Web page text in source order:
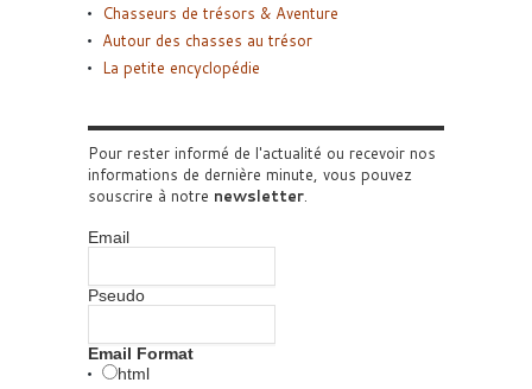
Chasseurs de trésors & Aventure
Autour des chasses au trésor
La petite encyclopédie
Pour rester informé de l'actualité ou recevoir nos
informations de dernière minute, vous pouvez
souscrire à notre newsletter.
Email
Pseudo
Email Format
html